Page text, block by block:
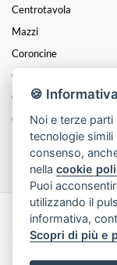
Centrotavola
Mazzi
Coroncine
Composizioni
Cesti
Cuori
Funebre
Made with by
2026
🍪 Informativa
Noi e terze
tecnologie simili
consenso,
nellacookie
Puoi
utilizzando il
informativa,
Scopri di più e